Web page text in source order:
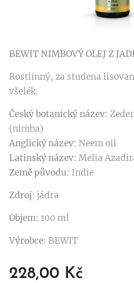
BEWIT NIMBOVÝ OLEJ Z
Rostlinný, za studena
všelék.
Český botanický název:
(nimba)
Anglický název: Neem oil
Latinský název: Melia
Země původu: Indie
Zdroj: jádra
Objem: 100 ml
Výrobce: BEWIT
228,00 Kč